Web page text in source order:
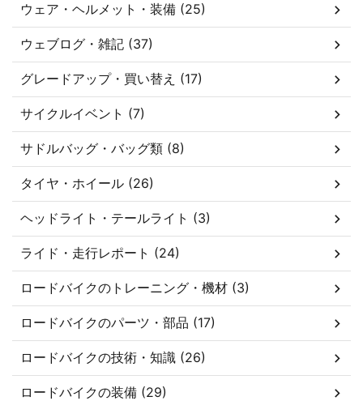
ウェア・ヘルメット・装備 (25)
ウェブログ・雑記 (37)
グレードアップ・買い替え (17)
サイクルイベント (7)
サドルバッグ・バッグ類 (8)
タイヤ・ホイール (26)
ヘッドライト・テールライト (3)
ライド・走行レポート (24)
ロードバイクのトレーニング・機材 (3)
ロードバイクのパーツ・部品 (17)
ロードバイクの技術・知識 (26)
ロードバイクの装備 (29)